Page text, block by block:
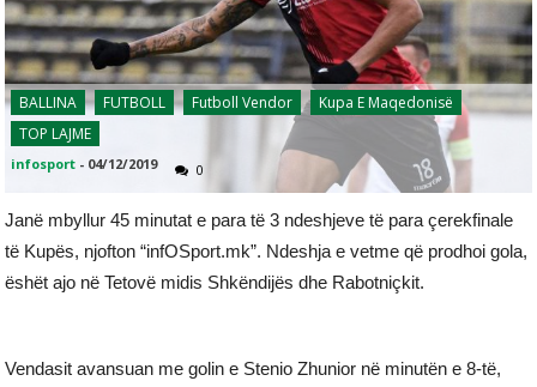
BALLINA FUTBOLL Futboll Vendor
Kupa E Maqedonisë
TOP LAJME
infosport - 04/12/2019 0
Janë mbyllur 45 minutat e para të 3 ndeshjeve të para çerekfinale
të Kupës, njofton “infOSport.mk”. Ndeshja e vetme që prodhoi gola,
ëshët ajo në Tetovë midis Shkëndijës dhe Rabotniçkit.
Vendasit avansuan me golin e Stenio Zhunior në minutën e 8-të,